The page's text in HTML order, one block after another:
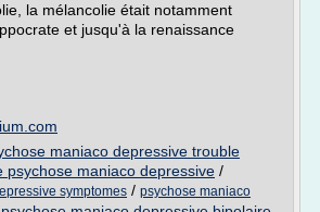
la mélancolie était notamment
et jusqu'à la renaissance
maniaco depressive trouble
psychose maniaco depressive /
symptomes / psychose maniaco